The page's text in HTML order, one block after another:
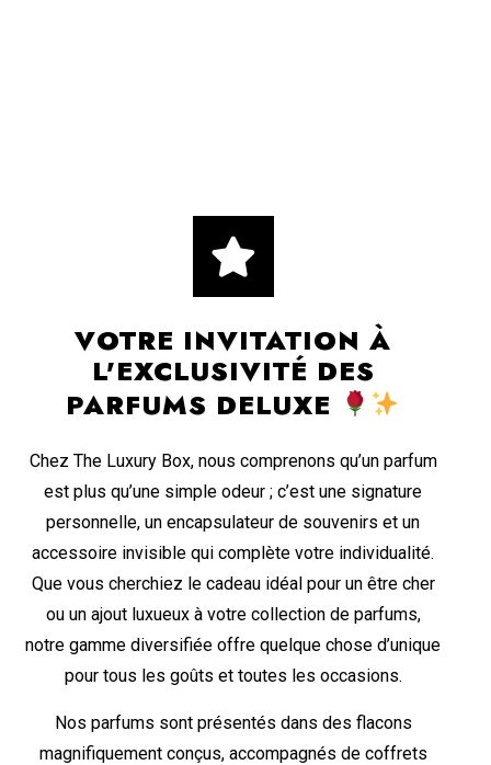
VOTRE INVITATION À
L'EXCLUSIVITÉ DES
PARFUMS DELUXE
Chez The Luxury Box, nous comprenons qu’un parfum
est plus qu’une simple odeur ; c’est une signature
personnelle, un encapsulateur de souvenirs et un
accessoire invisible qui complète votre individualité.
Que vous cherchiez le cadeau idéal pour un être cher
ou un ajout luxueux à votre collection de parfums,
notre gamme diversifiée offre quelque chose d’unique
pour tous les goûts et toutes les occasions.
Nos parfums sont présentés dans des flacons
magnifiquement conçus, accompagnés de coffrets